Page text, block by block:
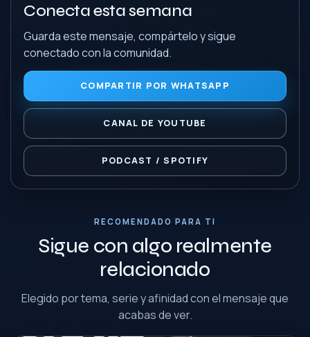
Conecta esta semana
Guarda este mensaje, compártelo y sigue
conectado con la comunidad.
COMPARTIR POR WHATSAPP
CANAL DE YOUTUBE
PODCAST / SPOTIFY
RECOMENDADO PARA TI
Sigue con algo realmente
relacionado
Elegido por tema, serie y afinidad con el mensaje que
acabas de ver.